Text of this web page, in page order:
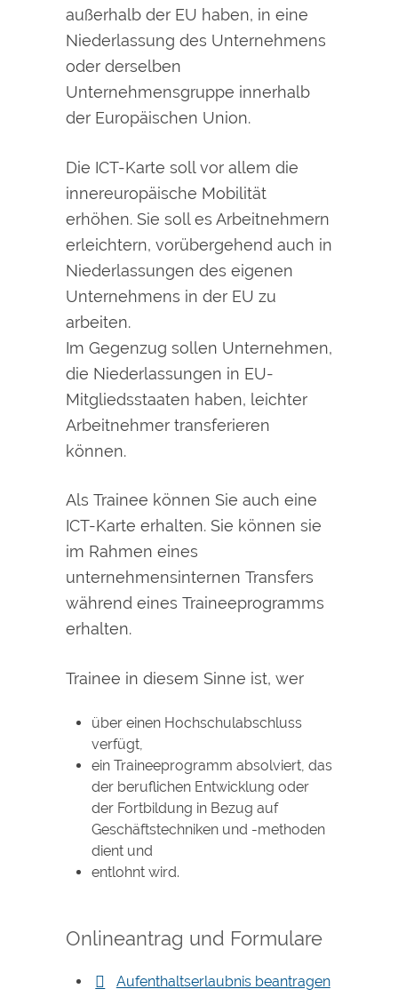
außerhalb der EU haben, in eine
Niederlassung des Unternehmens
oder derselben
Unternehmensgruppe innerhalb
der Europäischen Union.
Die ICT-Karte soll vor allem die
innereuropäische Mobilität
erhöhen. Sie soll es Arbeitnehmern
erleichtern, vorübergehend auch in
Niederlassungen des eigenen
Unternehmens in der EU zu
arbeiten.
Im Gegenzug sollen Unternehmen,
die Niederlassungen in EU-
Mitgliedsstaaten haben, leichter
Arbeitnehmer transferieren
können.
Als Trainee können Sie auch eine
ICT-Karte erhalten. Sie können sie
im Rahmen eines
unternehmensinternen Transfers
während eines Traineeprogramms
erhalten.
Trainee in diesem Sinne ist, wer
über einen Hochschulabschluss
verfügt,
ein Traineeprogramm absolviert, das
der beruflichen Entwicklung oder
der Fortbildung in Bezug auf
Geschäftstechniken und -methoden
dient und
entlohnt wird.
Onlineantrag und Formulare
Aufenthaltserlaubnis beantragen